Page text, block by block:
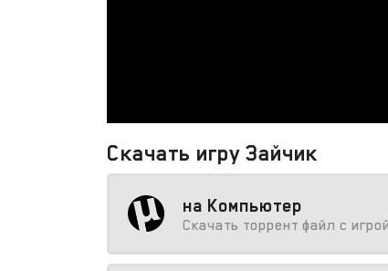
Скачать игру Зайчик
на Компьютер
Скачать торрент файл с